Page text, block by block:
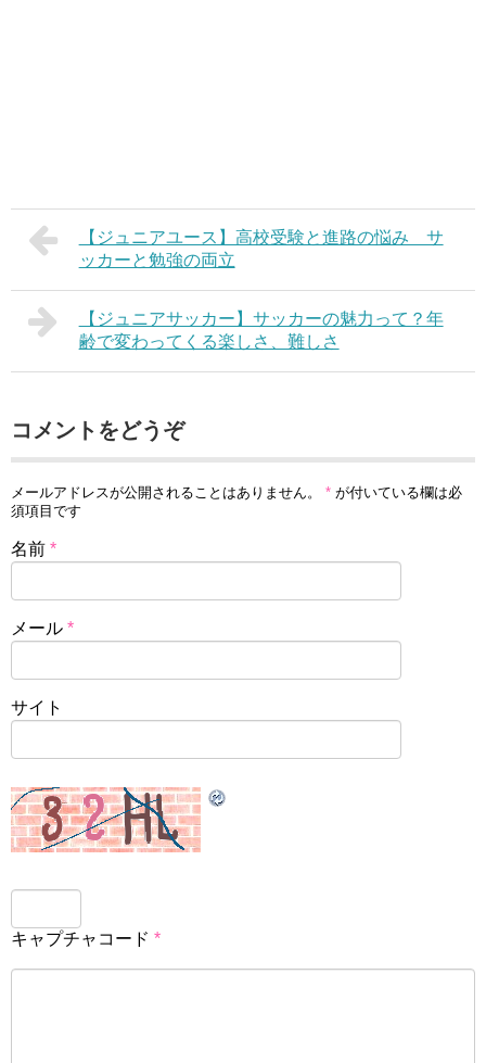
【ジュニアユース】高校受験と進路の悩み サ
ッカーと勉強の両立
【ジュニアサッカー】サッカーの魅力って？年
齢で変わってくる楽しさ、難しさ
コメントをどうぞ
メールアドレスが公開されることはありません。 * が付いている欄は必
須項目です
名前 *
メール *
サイト
キャプチャコード *